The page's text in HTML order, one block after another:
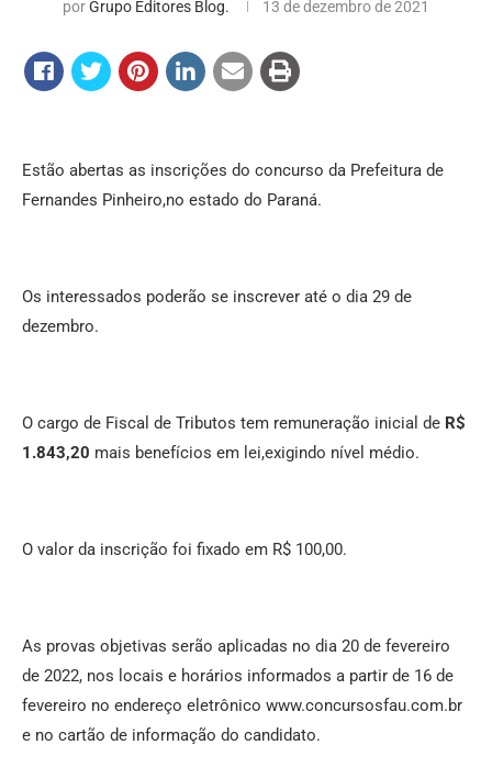
porGrupo Editores Blog. 13 de dezembro de 2021
Estão abertas as inscrições do concurso da Prefeitura de
Fernandes Pinheiro,no estado do Paraná.
Os interessados poderão se inscrever até o dia 29 de
dezembro.
O cargo de Fiscal de Tributos tem remuneração inicial de R$
1.843,20 mais benefícios em lei,exigindo nível médio.
O valor da inscrição foi fixado em R$ 100,00.
As provas objetivas serão aplicadas no dia 20 de fevereiro
de 2022, nos locais e horários informados a partir de 16 de
fevereiro no endereço eletrônico www.concursosfau.com.br
e no cartão de informação do candidato.